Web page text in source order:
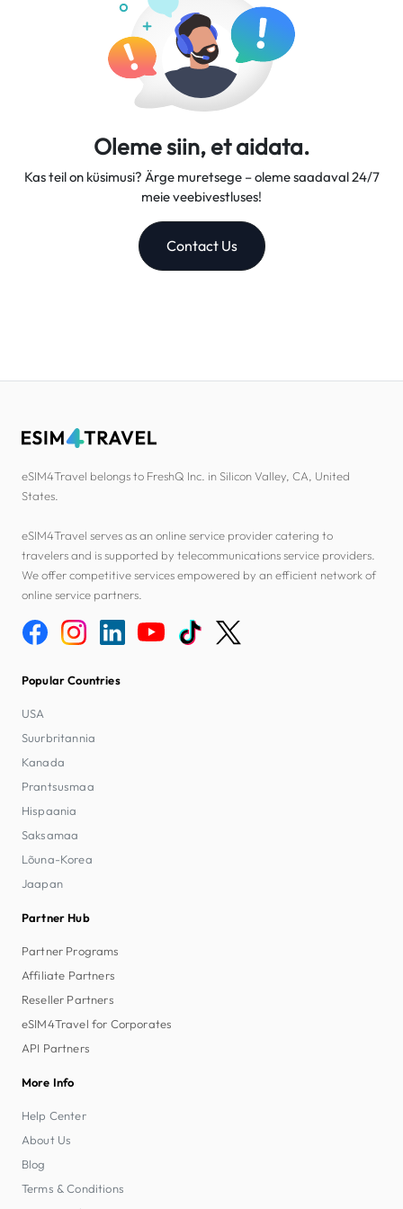
Oleme siin, et aidata.
Kas teil on küsimusi? Ärge muretsege – oleme saadaval 24/7
meie veebivestluses!
Contact Us
eSIM4Travel belongs to FreshQ Inc. in Silicon Valley, CA, United
States.
eSIM4Travel serves as an online service provider catering to
travelers and is supported by telecommunications service providers.
We offer competitive services empowered by an efficient network of
online service partners.
Popular Countries
USA
Suurbritannia
Kanada
Prantsusmaa
Hispaania
Saksamaa
Lõuna-Korea
Jaapan
Partner Hub
Partner Programs
Affiliate Partners
Reseller Partners
eSIM4Travel for Corporates
API Partners
More Info
Help Center
About Us
Blog
Terms & Conditions